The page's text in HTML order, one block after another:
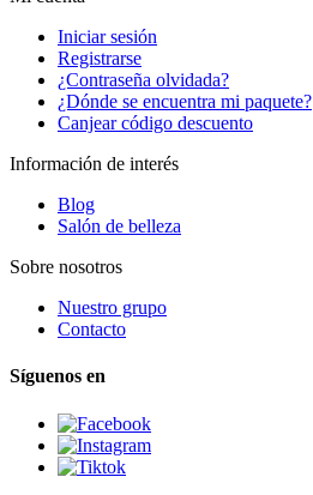
Iniciar sesión
Registrarse
¿Contraseña olvidada?
¿Dónde se encuentra mi paquete?
Canjear código descuento
Información de interés
Blog
Salón de belleza
Sobre nosotros
Nuestro grupo
Contacto
Síguenos en